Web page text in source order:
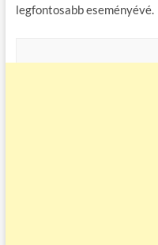
legfontosabb eseményévé.